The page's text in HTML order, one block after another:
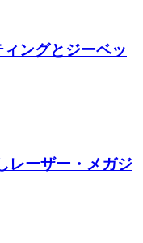
ングとジーベッ
レーザー・メガジ